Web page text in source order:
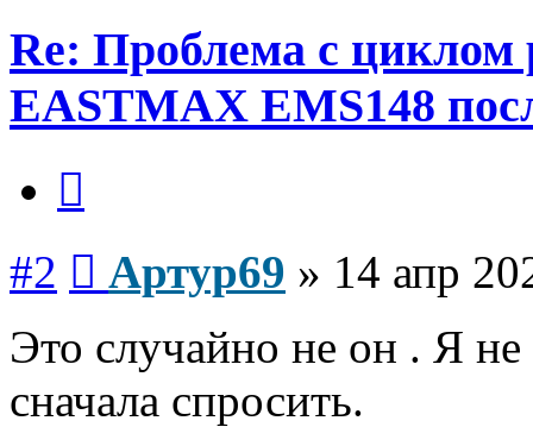
Re: Проблема с циклом
EASTMAX EMS148
#2 Артур69 » 14 апр
Это случайно не он . Я
сначала спросить.